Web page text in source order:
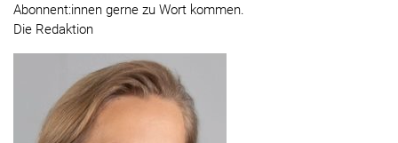
Abonnent:innen gerne zu Wort kommen.
Die Redaktion